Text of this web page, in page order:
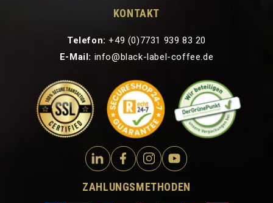
KONTAKT
Telefon: +49 (0)7731 939 83 20
E-Mail: info@black-label-coffee.de
ZAHLUNGSMETHODEN